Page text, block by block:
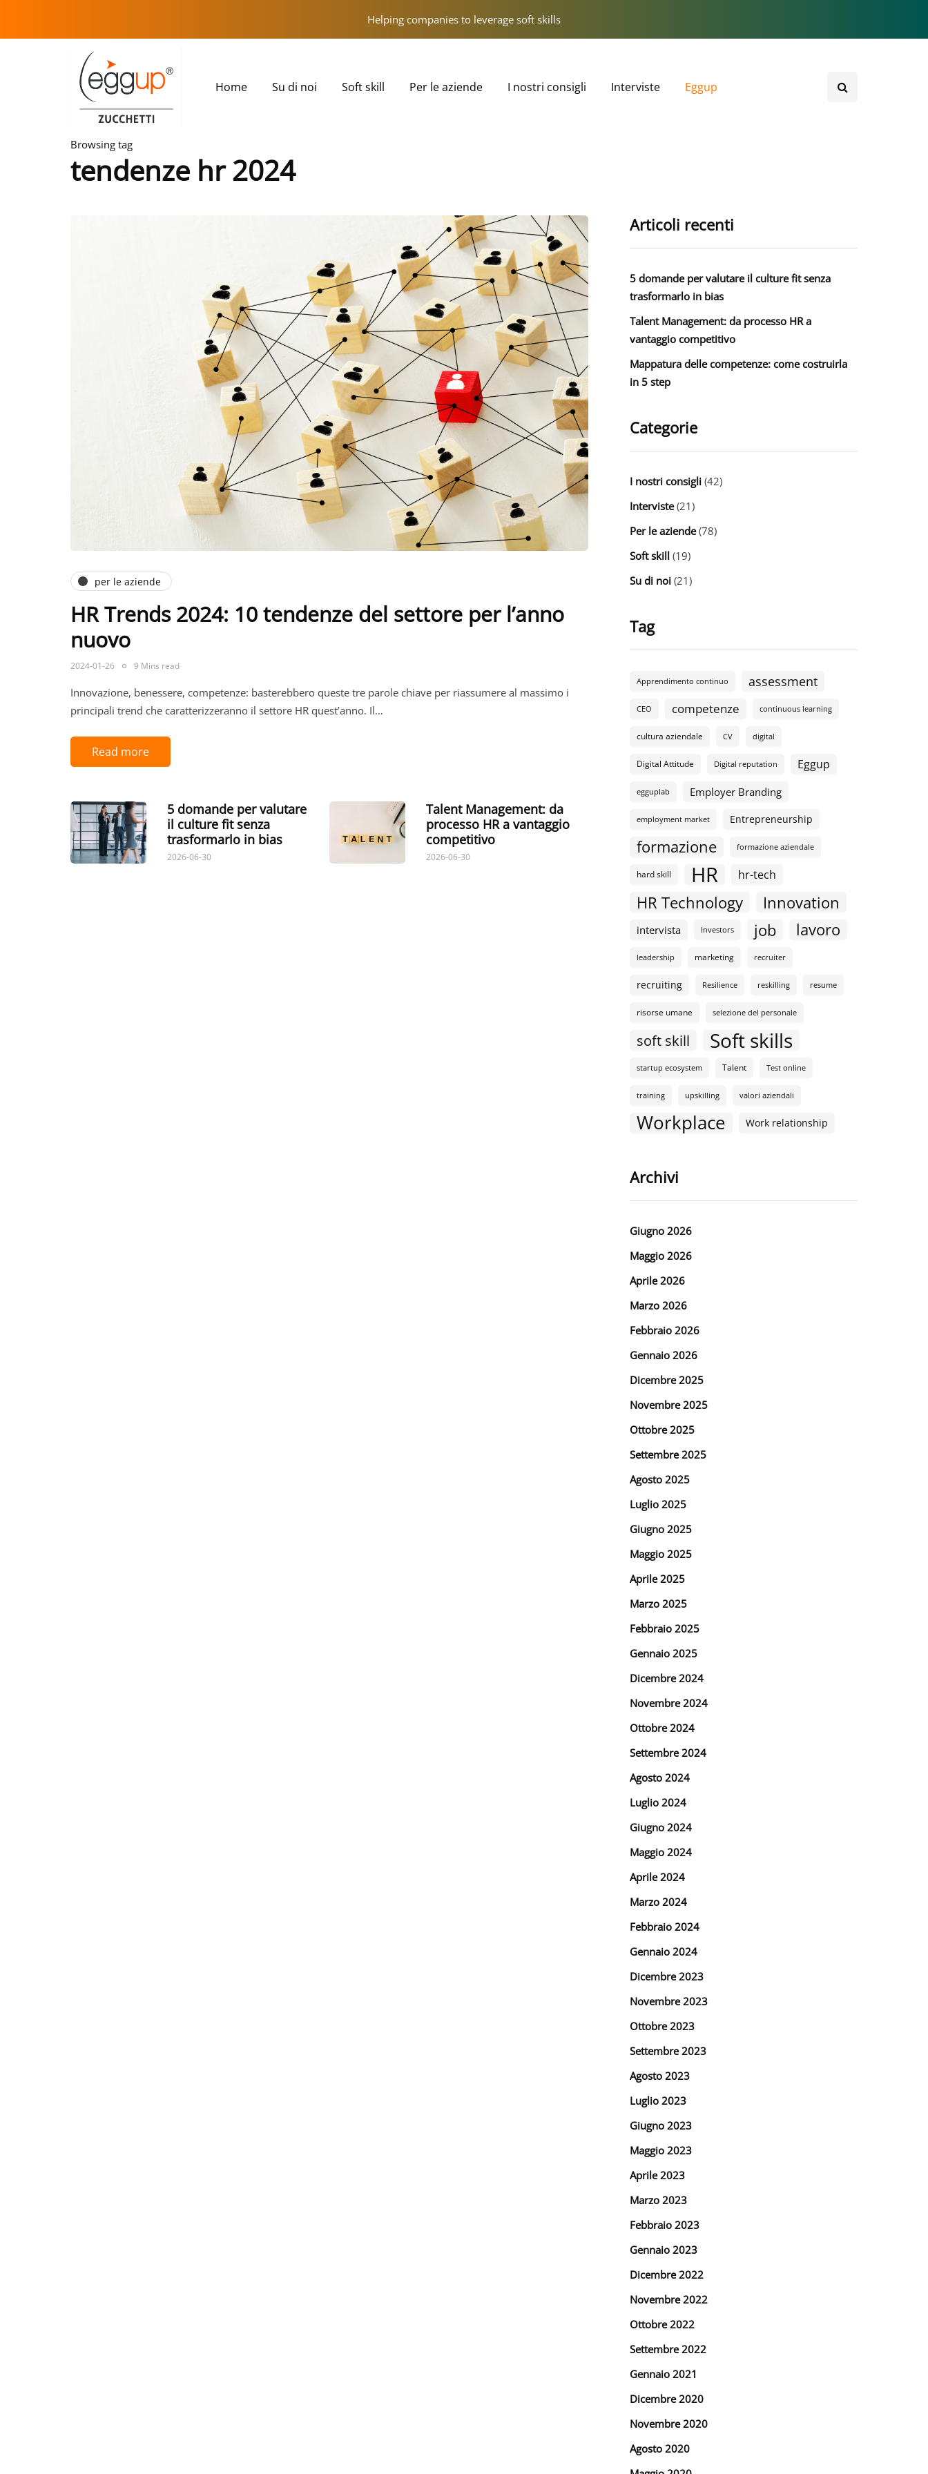
Helping companies to leverage soft skills
Home Su di noi Soft skill Per le aziende I nostri consigli Interviste Eggup
Browsing tag
tendenze hr 2024
per le aziende
HR Trends 2024: 10 tendenze del settore per l’anno
nuovo
2024-01-26 9 Mins read
Innovazione, benessere, competenze: basterebbero queste tre parole chiave per riassumere al massimo i
principali trend che caratterizzeranno il settore HR quest’anno. Il…
Read more
5 domande per valutare
il culture fit senza
trasformarlo in bias
2026-06-30
Talent Management: da
processo HR a vantaggio
competitivo
2026-06-30
Articoli recenti
5 domande per valutare il culture fit senza
trasformarlo in bias
Talent Management: da processo HR a
vantaggio competitivo
Mappatura delle competenze: come costruirla
in 5 step
Categorie
I nostri consigli (42)
Interviste(21)
Per le aziende(78)
Soft skill (19)
Su di noi (21)
Tag
Apprendimento continuo assessment
CEO competenze continuous learning
cultura aziendale CV digital
Digital Attitude Digital reputation Eggup
egguplab Employer Branding
employment market Entrepreneurship
formazione formazione aziendale
hard skill HR hr-tech
HR Technology Innovation
intervista Investors job lavoro
leadership marketing recruiter
recruiting Resilience reskilling resume
risorse umane selezione del personale
soft skill Soft skills
startup ecosystem Talent Test online
training upskilling valori aziendali
Workplace Work relationship
Archivi
Giugno 2026
Maggio 2026
Aprile 2026
Marzo 2026
Febbraio 2026
Gennaio 2026
Dicembre 2025
Novembre 2025
Ottobre 2025
Settembre 2025
Agosto 2025
Luglio 2025
Giugno 2025
Maggio 2025
Aprile 2025
Marzo 2025
Febbraio 2025
Gennaio 2025
Dicembre 2024
Novembre 2024
Ottobre 2024
Settembre 2024
Agosto 2024
Luglio 2024
Giugno 2024
Maggio 2024
Aprile 2024
Marzo 2024
Febbraio 2024
Gennaio 2024
Dicembre 2023
Novembre 2023
Ottobre 2023
Settembre 2023
Agosto 2023
Luglio 2023
Giugno 2023
Maggio 2023
Aprile 2023
Marzo 2023
Febbraio 2023
Gennaio 2023
Dicembre 2022
Novembre 2022
Ottobre 2022
Settembre 2022
Gennaio 2021
Dicembre 2020
Novembre 2020
Agosto 2020